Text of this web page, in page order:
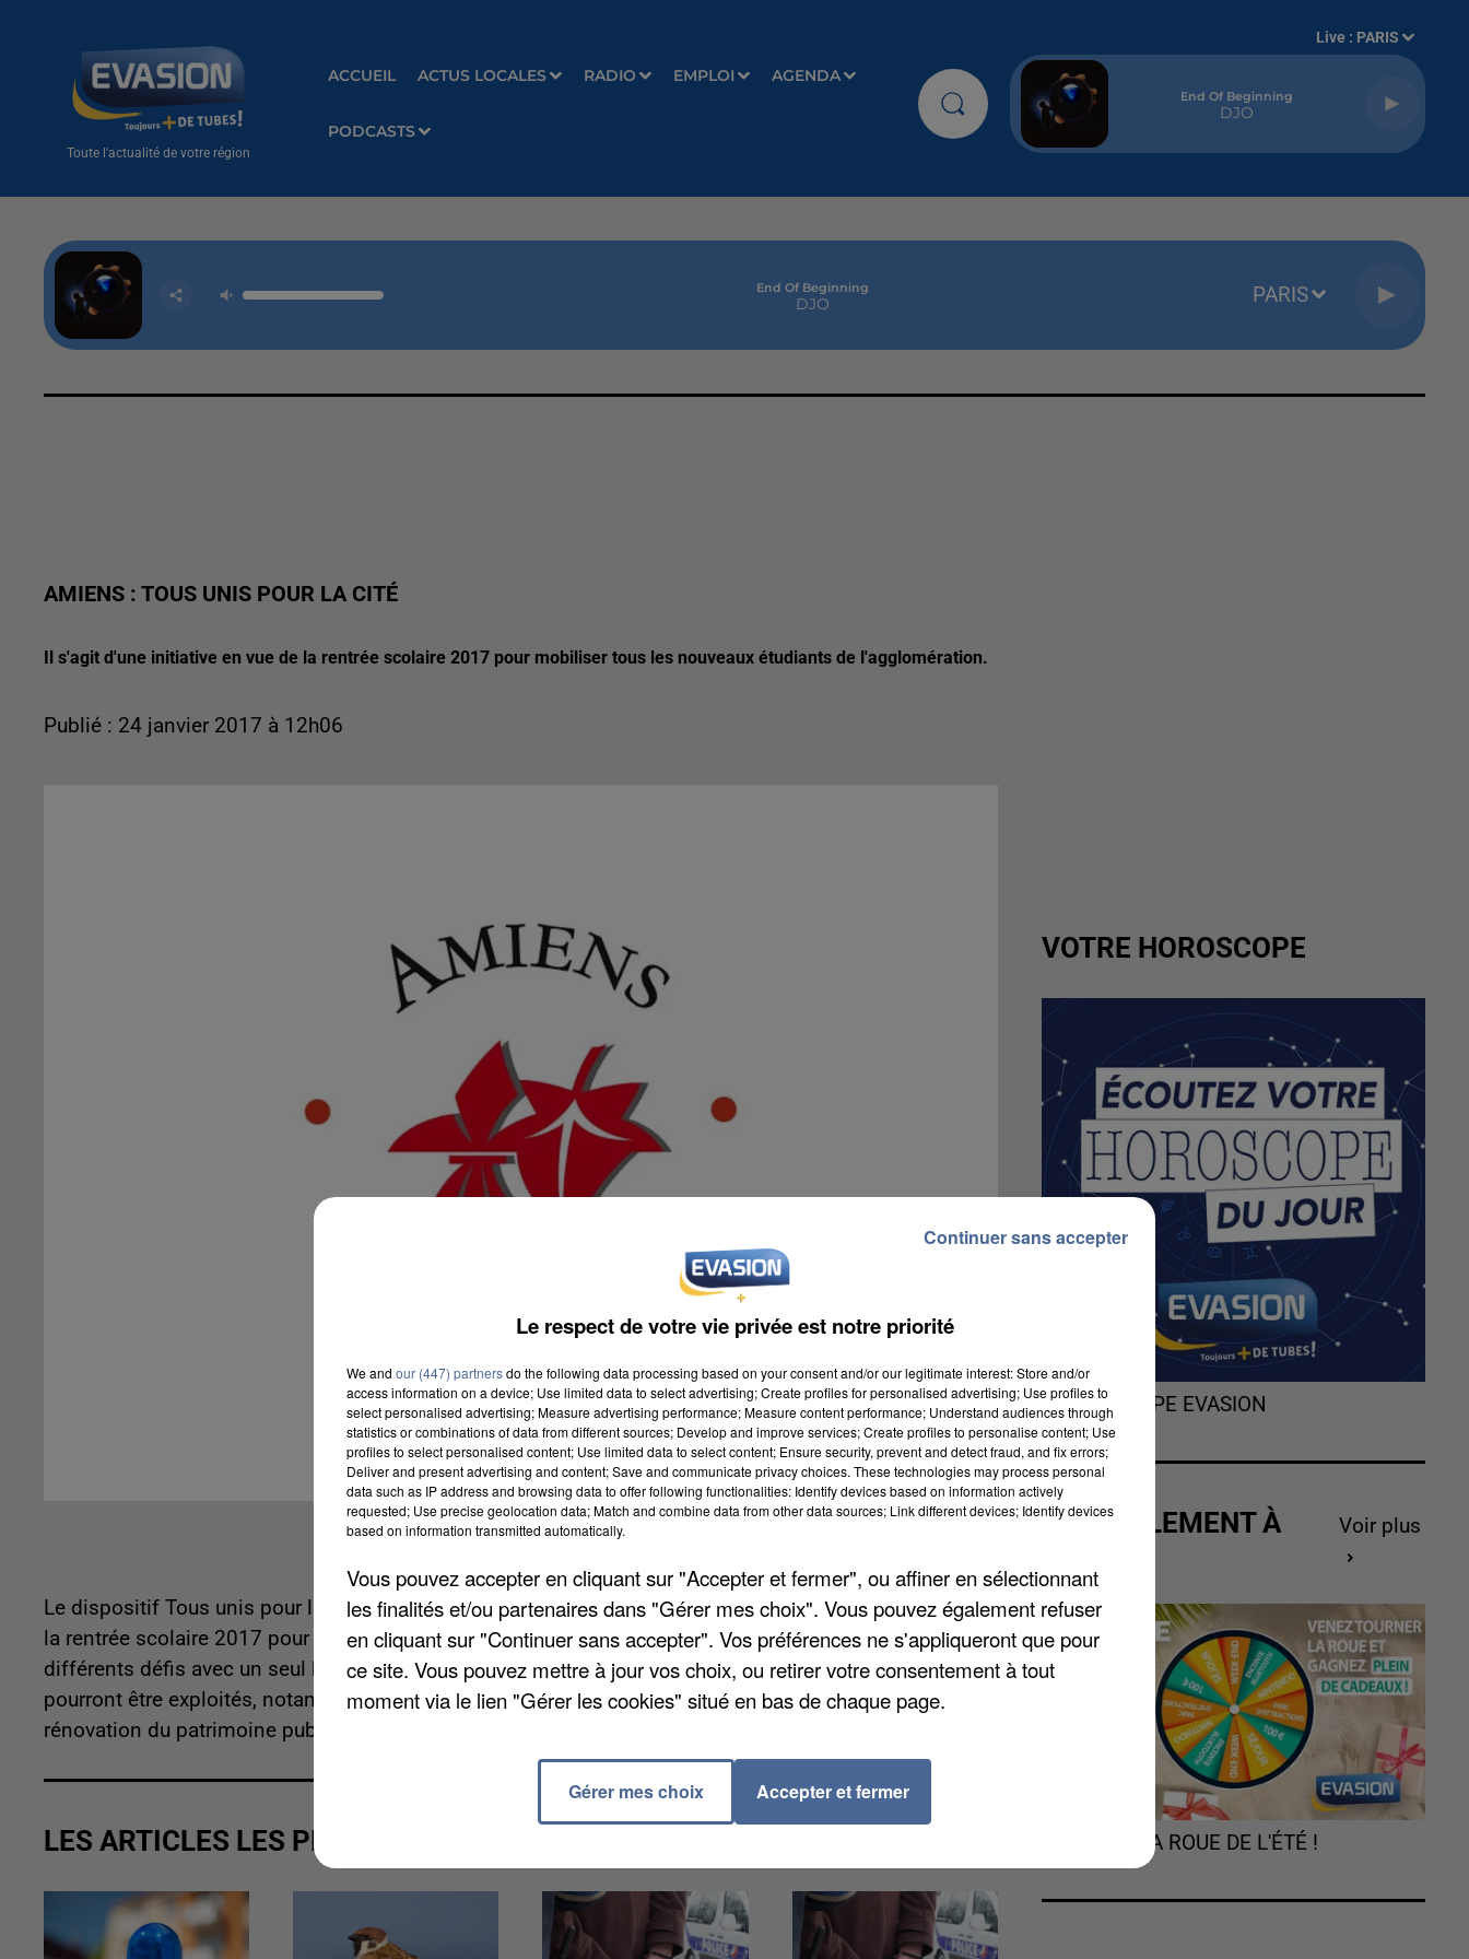
Toute l'actualité de votre région
ACCUEIL ACTUS LOCALES RADIO EMPLOI AGENDA
PODCASTS
Live : PARIS
End Of Beginning
DJO
End Of Beginning
DJO PARIS
AMIENS : TOUS UNIS POUR LA CITÉ
Il s'agit d'une initiative en vue de la rentrée scolaire 2017 pour mobiliser tous les nouveaux étudiants de l'agglomération.
Publié : 24 janvier 2017 à 12h06
Le dispositif Tous unis pour la cité est lancé cet après-midi à Amiens. Il s'agit d'une initiative en vue de
la rentrée scolaire 2017 pour mobiliser tous les nouveaux étudiants de l'agglomération amiénoise sur
différents défis avec un seul but, créer un lien fort et durable entre les populations. Plusieurs thèmes
pourront être exploités, notamment les enjeux environnementaux, le handicap à la ville ou encore la
rénovation du patrimoine public et le droit de mémoire.
LES ARTICLES LES PLUS VUS
VOTRE HOROSCOPE
L'HOROSCOPE EVASION
ACTUELLEMENT À
Voir plus
TOURNEZ LA ROUE DE L'ÉTÉ !
Le respect de votre vie privée est notre priorité
We and our (447) partnersdo the following data processing based on your consent and/or our legitimate interest: Store and/or
access information on a device; Use limited data to select advertising; Create profiles for personalised advertising; Use profiles to
select personalised advertising; Measure advertising performance; Measure content performance; Understand audiences through
statistics or combinations of data from different sources; Develop and improve services; Create profiles to personalise content; Use
profiles to select personalised content; Use limited data to select content; Ensure security, prevent and detect fraud, and fix errors;
Deliver and present advertising and content; Save and communicate privacy choices. These technologies may process personal
data such as IP address and browsing data to offer following functionalities: Identify devices based on information actively
requested; Use precise geolocation data; Match and combine data from other data sources; Link different devices; Identify devices
based on information transmitted automatically.
Vous pouvez accepter en cliquant sur "Accepter et fermer", ou affiner en sélectionnant
les finalités et/ou partenaires dans "Gérer mes choix". Vous pouvez également refuser
en cliquant sur "Continuer sans accepter". Vos préférences ne s'appliqueront que pour
ce site. Vous pouvez mettre à jour vos choix, ou retirer votre consentement à tout
moment via le lien "Gérer les cookies" situé en bas de chaque page.
Gérer mes choix Accepter et fermer
Continuer sans accepter